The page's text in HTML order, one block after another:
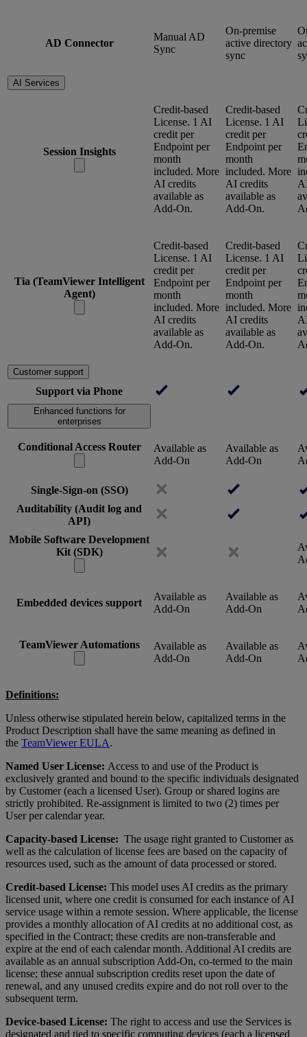
AD Connector
Manual AD
Sync
On-premise
active directory
sync
AI Services
Session Insights
Credit-based
License. 1 AI
credit per
Endpoint per
month
included. More
AI credits
available as
Add-On.
Credit-based
License. 1 AI
credit per
Endpoint per
month
included. More
AI credits
available as
Add-On.
Tia (TeamViewer Intelligent
Agent)
Credit-based
License. 1 AI
credit per
Endpoint per
month
included. More
AI credits
available as
Add-On.
Credit-based
License. 1 AI
credit per
Endpoint per
month
included. More
AI credits
available as
Add-On.
Customer support
Support via Phone
Enhanced functions for
enterprises
Conditional Access Router
Available as
Add-On
Available as
Add-On
Single-Sign-on (SSO)
Auditability (Audit log and
API)
Mobile Software Development
Kit (SDK)
Embedded devices support
Available as
Add-On
Available as
Add-On
TeamViewer Automations
Available as
Add-On
Available as
Add-On
Definitions:
Unless otherwise stipulated herein below, capitalized terms in the
Product Description shall have the same meaning as defined in
the TeamViewer EULA.
Named User License: Access to and use of the Product is
exclusively granted and bound to the specific individuals designated
by Customer (each a licensed User). Group or shared logins are
strictly prohibited. Re-assignment is limited to two (2) times per
User per calendar year.
Capacity-based License: The usage right granted to Customer as
well as the calculation of license fees are based on the capacity of
resources used, such as the amount of data processed or stored.
Credit-based License: This model uses AI credits as the primary
licensed unit, where one credit is consumed for each instance of AI
service usage within a remote session. Where applicable, the license
provides a monthly allocation of AI credits at no additional cost, as
specified in the Contract; these credits are non-transferable and
expire at the end of each calendar month. Additional AI credits are
available as an annual subscription Add-On, co-termed to the main
license; these annual subscription credits reset upon the date of
renewal, and any unused credits expire and do not roll over to the
subsequent term.
Device-based License: The right to access and use the Services is
designated and tied to specific computing devices (each a licensed